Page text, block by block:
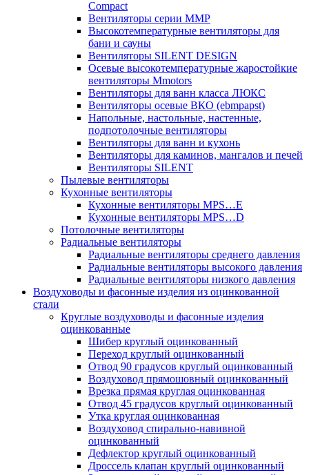
Compact
Вентиляторы серии ММР
Высокотемпературные вентиляторы для
бани и сауны
Вентиляторы SILENT DESIGN
Осевые высокотемпературные жаростойкие
вентиляторы Mmotors
Вентиляторы для ванн класса ЛЮКС
Вентиляторы осевые ВКО (ebmpapst)
Напольные, настольные, настенные,
подпотолочные вентиляторы
Вентиляторы для ванн и кухонь
Вентиляторы для каминов, мангалов и печей
Вентиляторы SILENT
Пылевые вентиляторы
Кухонные вентиляторы
Кухонные вентиляторы MPS…E
Кухонные вентиляторы MPS…D
Потолочные вентиляторы
Радиальные вентиляторы
Радиальные вентиляторы среднего давления
Радиальные вентиляторы высокого давления
Радиальные вентиляторы низкого давления
Воздуховоды и фасонные изделия из оцинкованной
стали
Круглые воздуховоды и фасонные изделия
оцинкованные
Шибер круглый оцинкованный
Переход круглый оцинкованный
Отвод 90 градусов круглый оцинкованный
Воздуховод прямошовный оцинкованный
Врезка прямая круглая оцинкованная
Отвод 45 градусов круглый оцинкованный
Утка круглая оцинкованная
Воздуховод спирально-навивной
оцинкованный
Дефлектор круглый оцинкованный
Дроссель клапан круглый оцинкованный